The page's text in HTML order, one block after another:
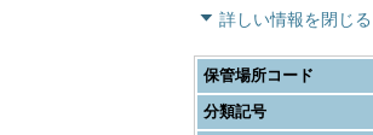
詳しい情報を閉じる
保管場所コード
分類記号